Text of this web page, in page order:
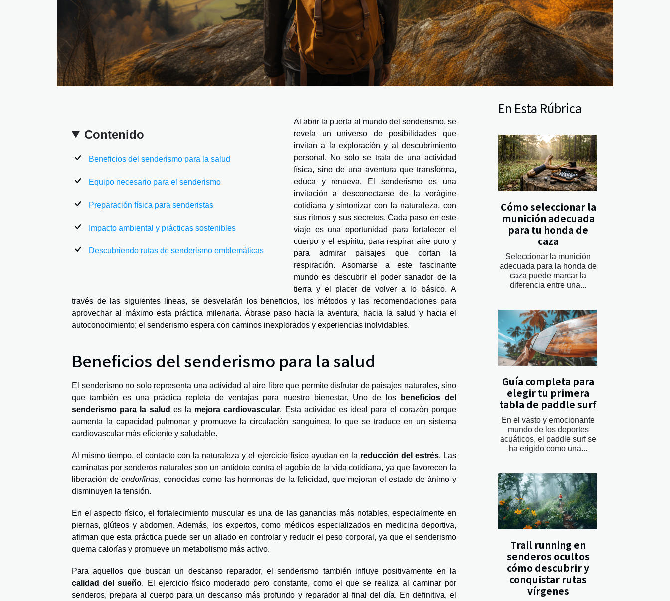
Contenido
Beneficios del senderismo para la salud
Equipo necesario para el senderismo
Preparación física para senderistas
Impacto ambiental y prácticas sostenibles
Descubriendo rutas de senderismo emblemáticas
Al abrir la puerta al mundo del senderismo, se
revela un universo de posibilidades que
invitan a la exploración y al descubrimiento
personal. No solo se trata de una actividad
física, sino de una aventura que transforma,
educa y renueva. El senderismo es una
invitación a desconectarse de la vorágine
cotidiana y sintonizar con la naturaleza, con
sus ritmos y sus secretos. Cada paso en este
viaje es una oportunidad para fortalecer el
cuerpo y el espíritu, para respirar aire puro y
para admirar paisajes que cortan la
respiración. Asomarse a este fascinante
mundo es descubrir el poder sanador de la
tierra y el placer de volver a lo básico. A
través de las siguientes líneas, se desvelarán los beneficios, los métodos y las recomendaciones para
aprovechar al máximo esta práctica milenaria. Ábrase paso hacia la aventura, hacia la salud y hacia el
autoconocimiento; el senderismo espera con caminos inexplorados y experiencias inolvidables.
Beneficios del senderismo para la salud
El senderismo no solo representa una actividad al aire libre que permite disfrutar de paisajes naturales, sino
que también es una práctica repleta de ventajas para nuestro bienestar. Uno de los
beneficios del
senderismo para la salud es la mejora cardiovascular. Esta actividad es ideal para el corazón porque
aumenta la capacidad pulmonar y promueve la circulación sanguínea, lo que se traduce en un sistema
cardiovascular más eficiente y saludable.
Al mismo tiempo, el contacto con la naturaleza y el ejercicio físico ayudan en la reducción del estrés. Las
caminatas por senderos naturales son un antídoto contra el agobio de la vida cotidiana, ya que favorecen la
liberación deendorfinas, conocidas como las hormonas de la felicidad, que mejoran el estado de ánimo y
disminuyen la tensión.
En el aspecto físico, el fortalecimiento muscular es una de las ganancias más notables, especialmente en
piernas, glúteos y abdomen. Además, los expertos, como médicos especializados en medicina deportiva,
afirman que esta práctica puede ser un aliado en controlar y reducir el peso corporal, ya que el senderismo
quema calorías y promueve un metabolismo más activo.
Para aquellos que buscan un descanso reparador, el senderismo también influye positivamente en la
calidad del sueño. El ejercicio físico moderado pero constante, como el que se realiza al caminar por
senderos, prepara al cuerpo para un descanso más profundo y reparador al final del día. En definitiva, el
En Esta Rúbrica
Cómo seleccionar la
munición adecuada
para tu honda de
caza
Seleccionar la munición
adecuada para la honda de
caza puede marcar la
diferencia entre una...
Guía completa para
elegir tu primera
tabla de paddle surf
En el vasto y emocionante
mundo de los deportes
acuáticos, el paddle surf se
ha erigido como una...
Trail running en
senderos ocultos
cómo descubrir y
conquistar rutas
vírgenes